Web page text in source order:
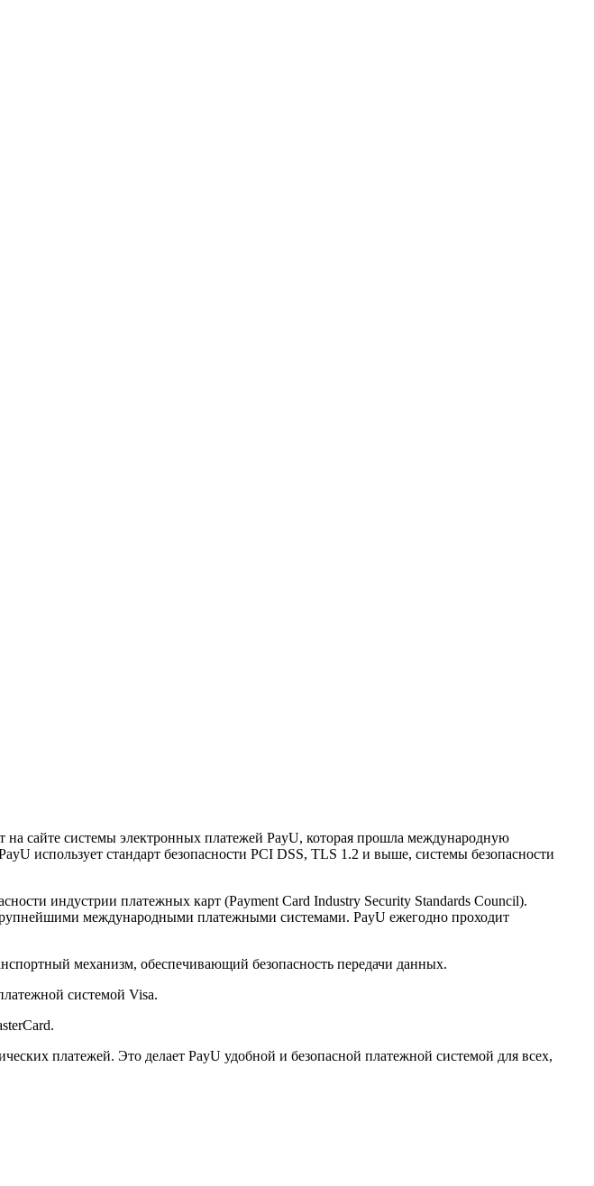
на сайте системы электронных платежей PayU, которая прошла международную
использует стандарт безопасности PCI DSS, TLS 1.2 и выше, системы безопасности
индустрии платежных карт (Payment Card Industry Security Standards Council).
международными платежными системами. PayU ежегодно проходит
механизм, обеспечивающий безопасность передачи данных.
системой Visa.
платежей. Это делает PayU удобной и безопасной платежной системой для всех,